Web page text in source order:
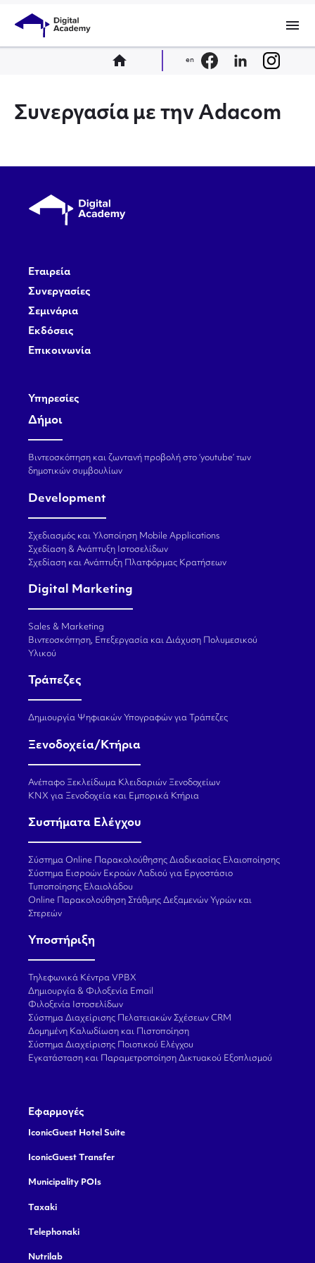
menu
home en
Συνεργασία με την Adacom
Εταιρεία
Συνεργασίες
Σεμινάρια
Εκδόσεις
Επικοινωνία
Υπηρεσίες
Δήμοι
Βιντεοσκόπηση και ζωντανή προβολή στο ‘youtube’ των
δημοτικών συμβουλίων
Development
Σχεδιασμός και Υλοποίηση Mobile Applications
Σχεδίαση & Ανάπτυξη Ιστοσελίδων
Σχεδίαση και Ανάπτυξη Πλατφόρμας Κρατήσεων
Digital Marketing
Sales & Marketing
Βιντεοσκόπηση, Επεξεργασία και Διάχυση Πολυμεσικού
Υλικού
Τράπεζες
Δημιουργία Ψηφιακών Υπογραφών για Τράπεζες
Ξενοδοχεία/Κτήρια
Ανέπαφο Ξεκλείδωμα Κλειδαριών Ξενοδοχείων
KNX για Ξενοδοχεία και Εμπορικά Κτήρια
Συστήματα Ελέγχου
Σύστημα Online Παρακολούθησης Διαδικασίας Ελαιοποίησης
Σύστημα Εισροών Εκροών Λαδιού για Εργοστάσιο
Τυποποίησης Ελαιολάδου
Online Παρακολούθηση Στάθμης Δεξαμενών Υγρών και
Στερεών
Υποστήριξη
Τηλεφωνικά Κέντρα VPBX
Δημιουργία & Φιλοξενία Email
Φιλοξενία Ιστοσελίδων
Σύστημα Διαχείρισης Πελατειακών Σχέσεων CRM
Δομημένη Καλωδίωση και Πιστοποίηση
Σύστημα Διαχείρισης Ποιοτικού Ελέγχου
Εγκατάσταση και Παραμετροποίηση Δικτυακού Εξοπλισμού
Εφαρμογές
IconicGuest Hotel Suite
IconicGuest Transfer
Municipality POIs
Taxaki
Telephonaki
Nutrilab